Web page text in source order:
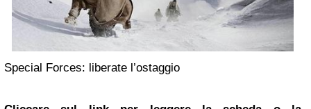
Special Forces: liberate l’ostaggio